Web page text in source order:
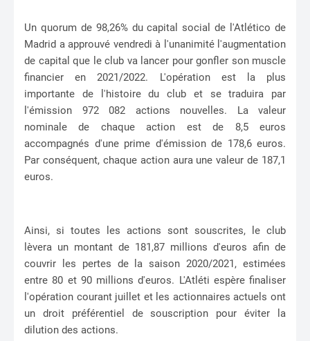
Un quorum de 98,26% du capital social de l'Atlético de
Madrid a approuvé vendredi à l'unanimité l'augmentation
de capital que le club va lancer pour gonfler son muscle
financier en 2021/2022. L'opération est la plus
importante de l'histoire du club et se traduira par
l'émission 972 082 actions nouvelles. La valeur
nominale de chaque action est de 8,5 euros
accompagnés d'une prime d'émission de 178,6 euros.
Par conséquent, chaque action aura une valeur de 187,1
euros.
Ainsi, si toutes les actions sont souscrites, le club
lèvera un montant de 181,87 millions d'euros afin de
couvrir les pertes de la saison 2020/2021, estimées
entre 80 et 90 millions d'euros. L'Atléti espère finaliser
l'opération courant juillet et les actionnaires actuels ont
un droit préférentiel de souscription pour éviter la
dilution des actions.